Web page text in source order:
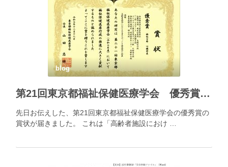
blog
第21回東京都福祉保健医療学会 優秀賞の賞状が届きました
先日お伝えした、第21回東京都福祉保健医療学会の優秀賞の
賞状が届きました。 これは「高齢者施設におけ …